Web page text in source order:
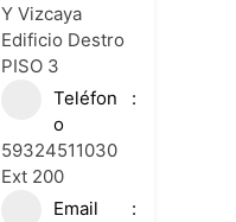
Y Vizcaya
Edificio Destro
PISO 3
Teléfon
o
59324511030
Ext 200
Email